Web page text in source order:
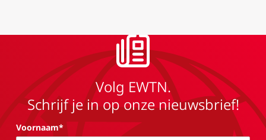
Volg EWTN.
Schrijf je in op onze nieuwsbrief!
Voornaam*